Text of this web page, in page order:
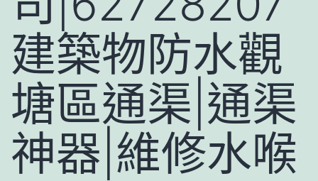
建築物防水觀
塘區通渠|通渠
神器|維修水喉